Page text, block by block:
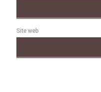
Site web